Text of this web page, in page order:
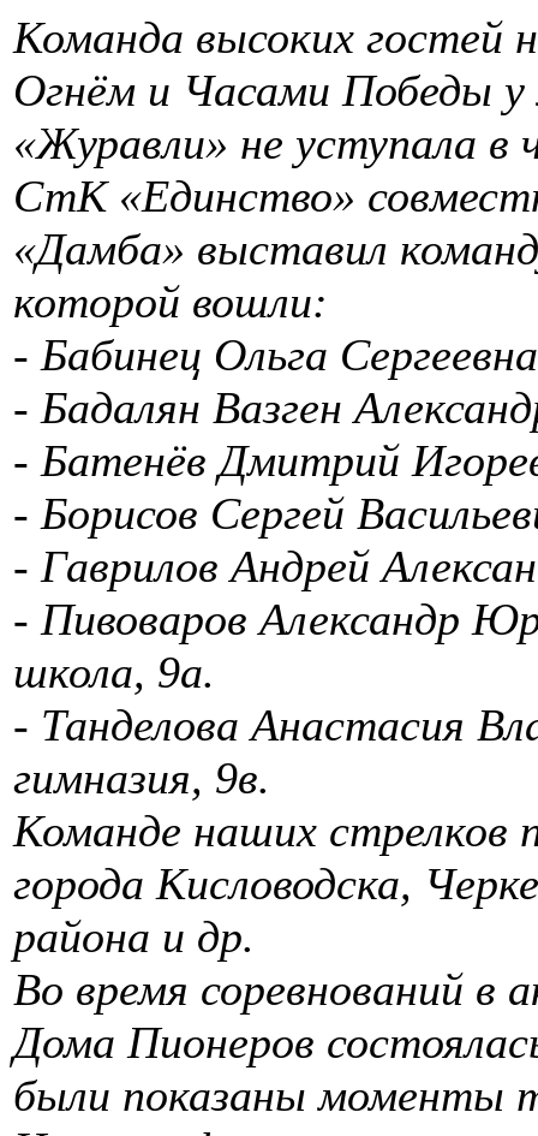
Команда высоких гостей
Огнём и Часами Победы у
«Журавли» не уступала в
СтК «Единство»
«Дамба» выставил
которой вошли:
- Бабинец Ольга
- Бадалян Вазген
- Батенёв Дмитрий
- Борисов Сергей
- Гаврилов Андрей
- Пивоваров Александр
школа, 9а.
- Танделова Анастасия
гимназия, 9в.
Команде наших стрелков
города Кисловодска,
района и др.
Во время соревнований в
Дома Пионеров
были показаны моменты